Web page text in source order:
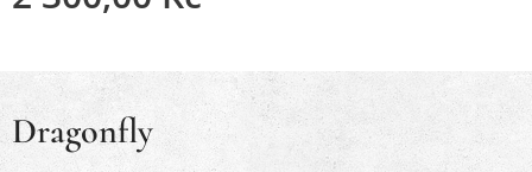
Dragonfly